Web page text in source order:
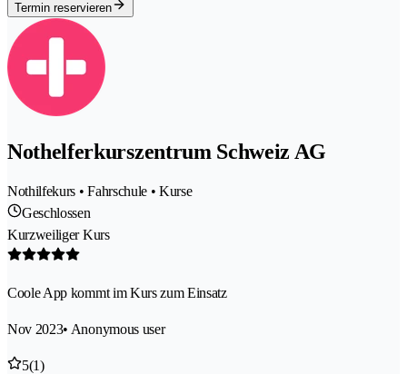
Termin reservieren
Nothelferkurszentrum Schweiz AG
Nothilfekurs • Fahrschule • Kurse
Geschlossen
Kurzweiliger Kurs
Coole App kommt im Kurs zum Einsatz
Nov 2023• Anonymous user
5(1)